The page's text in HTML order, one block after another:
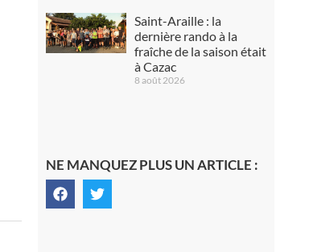
Saint-Araille : la
dernière rando à la
fraîche de la saison était
à Cazac
8 août 2026
NE MANQUEZ PLUS UN ARTICLE :